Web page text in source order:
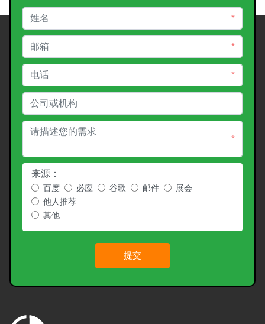
*
*
*
*
来源：
百度 必应 谷歌 邮件
展会
他人推荐
其他
提交